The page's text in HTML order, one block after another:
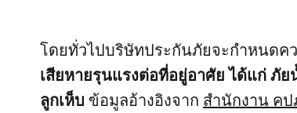
โดยทั่วไปบริษัทประกันภัยจะกำหนดค
เสียหายรุนแรงต่อที่อยู่อาศัย ได้แก่ ภั
ลูกเห็บ ข้อมูลอ้างอิงจาก สำนักงาน คป